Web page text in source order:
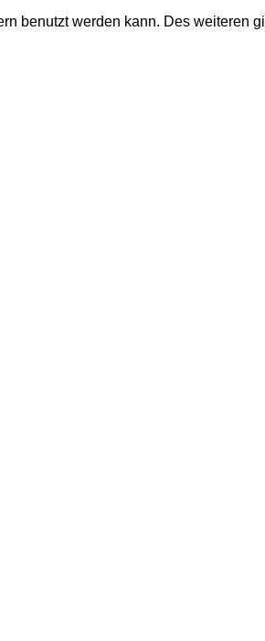
benutzt werden kann. Des weiteren